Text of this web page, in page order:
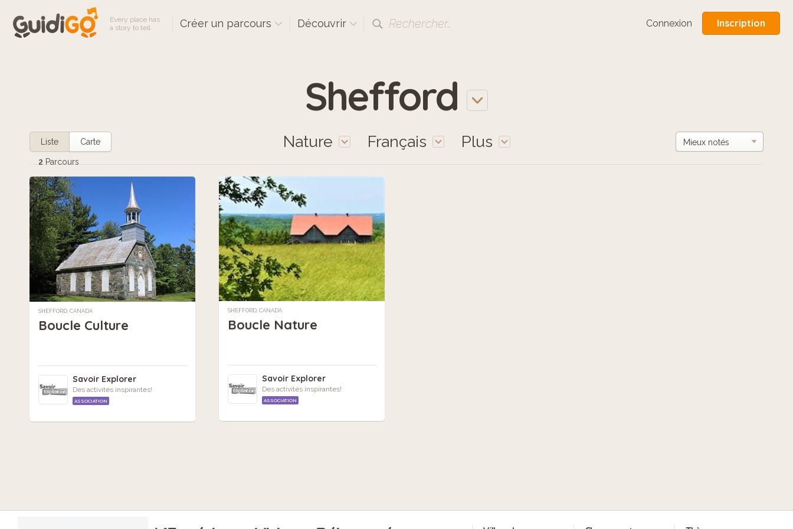
Every place has
a story to tell
Créer un parcours Découvrir Rechercher… Connexion Inscription
Shefford
Nature Français Plus
Liste Carte
2 Parcours
SHEFFORD, CANADA
Boucle Culture
Savoir Explorer
Des activités inspirantes!
ASSOCIATION
SHEFFORD, CANADA
Boucle Nature
Savoir Explorer
Des activités inspirantes!
ASSOCIATION